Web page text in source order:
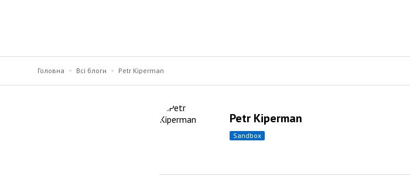
Головна Всі блоги Petr Kiperman
Petr Kiperman
sandbox